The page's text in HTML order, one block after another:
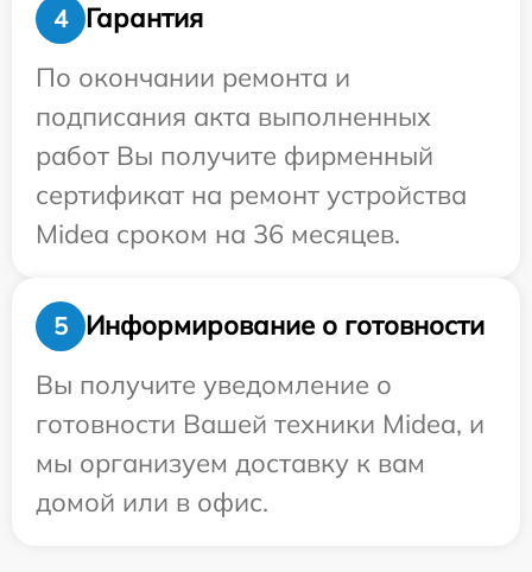
4
Гарантия
По окончании ремонта и
подписания акта выполненных
работ Вы получите фирменный
сертификат на ремонт устройства
Midea сроком на 36 месяцев.
5
Информирование о готовности
Вы получите уведомление о
готовности Вашей техники Midea, и
мы организуем доставку к вам
домой или в офис.